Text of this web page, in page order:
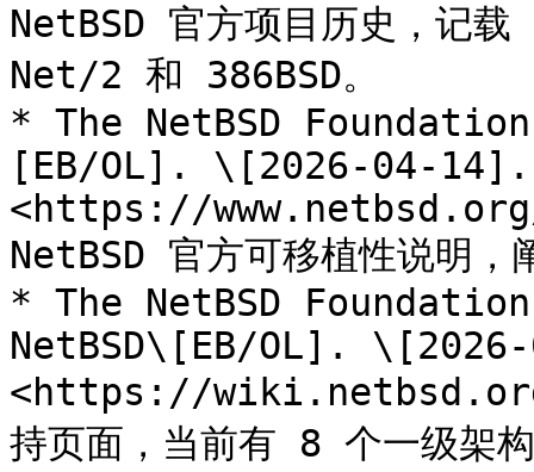
NetBSD 官方项目历史，记
Net/2 和 386BSD。
* The NetBSD
[EB/OL]. \[2026-04-14].
<https://
NetBSD 官方可移植性说明，
* The NetBSD
NetBSD\[EB/OL].
<https://
持页面，当前有 8 个一级